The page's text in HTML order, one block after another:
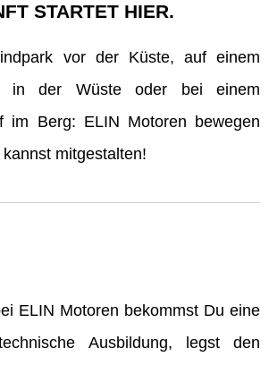
STARTET HIER.
vor der Küste, auf einem
in der Wüste oder bei einem
im Berg: ELIN Motoren bewegen
mitgestalten!
ELIN Motoren bekommst Du eine
Ausbildung, legst den